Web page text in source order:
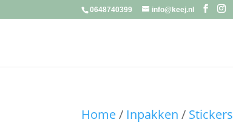
0648740399 info@keej.nl
Home/ Inpakken / Stickers